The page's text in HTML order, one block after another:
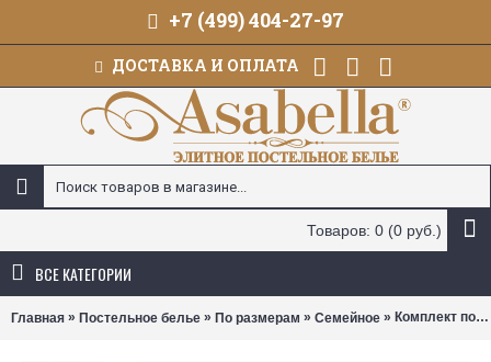
+7 (499) 404-27-97
ДОСТАВКА И ОПЛАТА
Товаров: 0 (0 руб.)
ВСЕ КАТЕГОРИИ
Главная » Постельное белье » По размерам » Семейное » Комплект постельного белья Asabella 2167 (размер семейный)